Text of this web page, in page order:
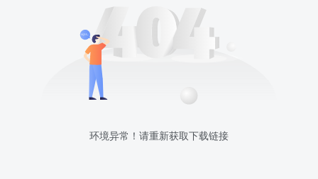
环境异常！请重新获取下载链接